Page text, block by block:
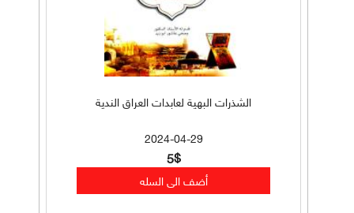
الشذرات البهية لعابدات العراق الندية
2024-04-29
5$